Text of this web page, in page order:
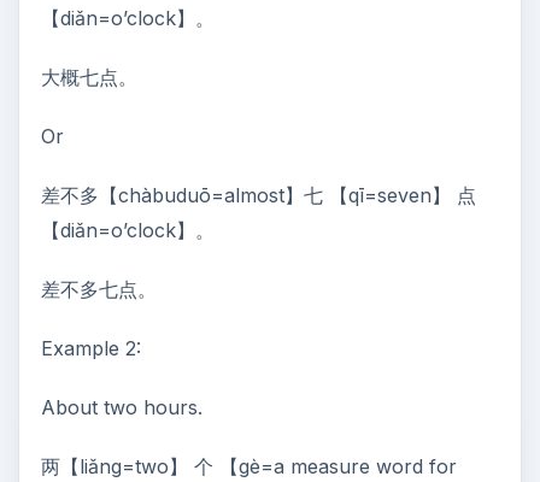
【diǎn=o’clock】。
大概七点。
Or
差不多【chàbuduō=almost】七 【qī=seven】 点
【diǎn=o’clock】。
差不多七点。
Example 2:
About two hours.
两【liǎng=two】 个 【gè=a measure word for